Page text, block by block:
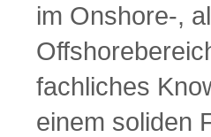
im Onshore-,
fachliches
einem soliden